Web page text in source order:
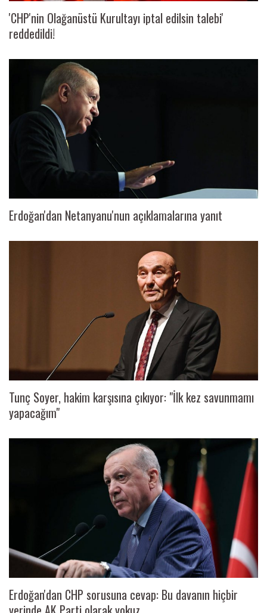
'CHP'nin Olağanüstü Kurultayı iptal edilsin talebi'
reddedildi!
Erdoğan'dan Netanyanu'nun açıklamalarına yanıt
Tunç Soyer, hakim karşısına çıkıyor: "İlk kez savunmamı
yapacağım"
Erdoğan'dan CHP sorusuna cevap: Bu davanın hiçbir